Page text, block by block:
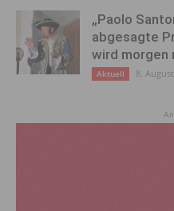
„Paolo
abgesagte
wird morgen
Aktuell 8.